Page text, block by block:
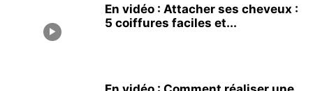
En vidéo : Attacher ses cheveux :
5 coiffures faciles et...